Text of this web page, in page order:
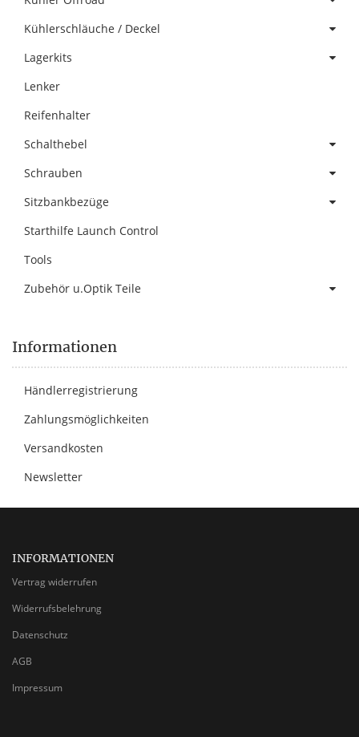
Kühlerschläuche / Deckel
Lagerkits
Lenker
Reifenhalter
Schalthebel
Schrauben
Sitzbankbezüge
Starthilfe Launch Control
Tools
Zubehör u.Optik Teile
Informationen
Händlerregistrierung
Zahlungsmöglichkeiten
Versandkosten
Newsletter
INFORMATIONEN
Vertrag widerrufen
Widerrufsbelehrung
Datenschutz
AGB
Impressum